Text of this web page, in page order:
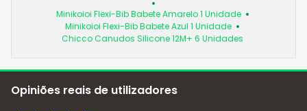
Minikoioi Flexi-Bib Babete Amarelo 1 Unidade
Minikoioi Flexi-Bib Babete Azul 1 Unidade
Chicco Canudos Silicone 12M+ 6 Unidades
Opiniões reais de utilizadores